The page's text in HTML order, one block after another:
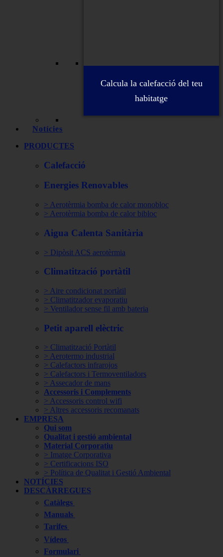
Calcula la calefacció del teu
habitatge
Notícies
PRODUCTES
Calefacció
Energies Renovables
> Aerotèrmia bomba de calor monobloc
> Aerotèrmia bomba de calor bibloc
Aigua Calenta Sanitària
> Dipòsit ACS aerotèrmia
Climatització portàtil
> Aire condicionat portàtil
> Climatitzador evaporatiu
> Ventilador sense fil amb bateria
Petit aparell elèctric
> Climatització Portàtil
> Aerotermo industrial
> Calefactors infrarojos
> Calefactors i Termoventiladors
> Assecador de mans
Accessoris i Complements
> Accessoris control wifi
> Altres accessoris recomanats
EMPRESA
Qui som
Qualitat i gestió ambiental
Material Corporatiu
> Imatge Corporativa
> Certificacions ISO
> Política de Qualitat i Gestió Ambiental
NOTÍCIES
DESCÀRREGUES
Catàlegs
Manuals
Tarifes
Vídeos
Formulari